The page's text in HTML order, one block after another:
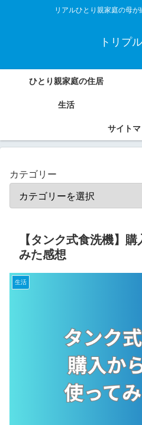
リアルひとり親家庭の母が
トリプ
ひとり親家庭の住居
生活
サイト
カテゴリー
【タンク式食洗機】
みた感想
生活